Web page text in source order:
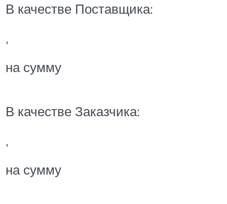
В качестве Поставщика:
,
на сумму
В качестве Заказчика:
,
на сумму